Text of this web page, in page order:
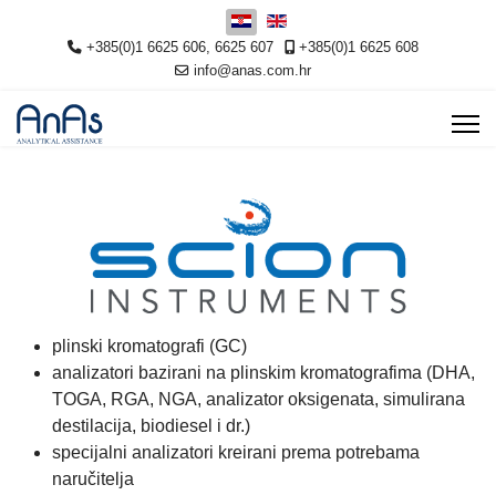
Odaberite svoj jezik
+385(0)1 6625 606, 6625 607
+385(0)1 6625 608
info@anas.com.hr
plinski kromatografi (GC)
analizatori bazirani na plinskim kromatografima (DHA,
TOGA, RGA, NGA, analizator oksigenata, simulirana
destilacija, biodiesel i dr.)
specijalni analizatori kreirani prema potrebama
naručitelja